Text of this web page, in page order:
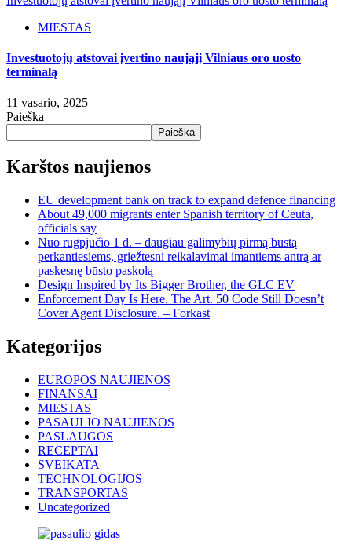
MIESTAS
Investuotojų atstovai įvertino naująjį Vilniaus oro uosto
terminalą
11 vasario, 2025
Paieška
Paieška
Karštos naujienos
EU development bank on track to expand defence financing
About 49,000 migrants enter Spanish territory of Ceuta,
officials say
Nuo rugpjūčio 1 d. – daugiau galimybių pirmą būstą
perkantiesiems, griežtesni reikalavimai imantiems antrą ar
paskesnę būsto paskolą
Design Inspired by Its Bigger Brother, the GLC EV
Enforcement Day Is Here. The Art. 50 Code Still Doesn’t
Cover Agent Disclosure. – Forkast
Kategorijos
EUROPOS NAUJIENOS
FINANSAI
MIESTAS
PASAULIO NAUJIENOS
PASLAUGOS
RECEPTAI
SVEIKATA
TECHNOLOGIJOS
TRANSPORTAS
Uncategorized